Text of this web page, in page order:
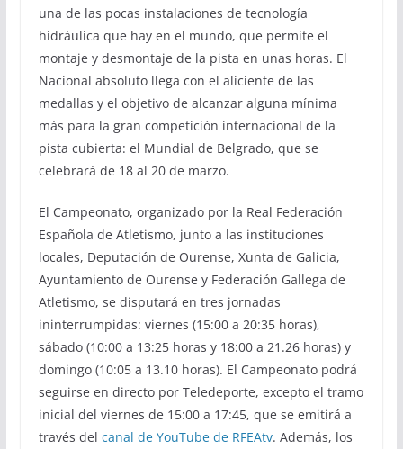
una de las pocas instalaciones de tecnología
hidráulica que hay en el mundo, que permite el
montaje y desmontaje de la pista en unas horas. El
Nacional absoluto llega con el aliciente de las
medallas y el objetivo de alcanzar alguna mínima
más para la gran competición internacional de la
pista cubierta: el Mundial de Belgrado, que se
celebrará de 18 al 20 de marzo.
El Campeonato, organizado por la Real Federación
Española de Atletismo, junto a las instituciones
locales, Deputación de Ourense, Xunta de Galicia,
Ayuntamiento de Ourense y Federación Gallega de
Atletismo, se disputará en tres jornadas
ininterrumpidas: viernes (15:00 a 20:35 horas),
sábado (10:00 a 13:25 horas y 18:00 a 21.26 horas) y
domingo (10:05 a 13.10 horas). El Campeonato podrá
seguirse en directo por Teledeporte, excepto el tramo
inicial del viernes de 15:00 a 17:45, que se emitirá a
través del canal de YouTube de RFEAtv. Además, los